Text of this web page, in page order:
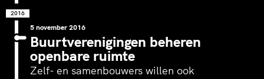
2016
5 november 2016
Buurtverenigingen beheren
openbare ruimte
Zelf- en samenbouwers willen ook